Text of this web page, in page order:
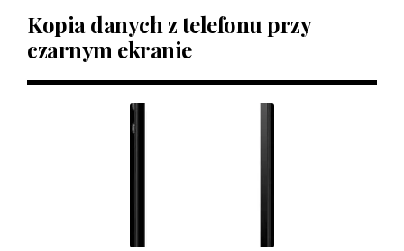
Kopia danych z telefonu przy
czarnym ekranie